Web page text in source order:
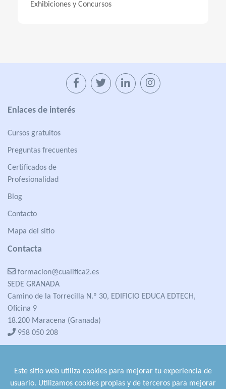
Exhibiciones y Concursos
Enlaces de interés
Cursos gratuitos
Preguntas frecuentes
Certificados de
Profesionalidad
Blog
Contacto
Mapa del sitio
Contacta
formacion@cualifica2.es
SEDE GRANADA
Camino de la Torrecilla N.º 30, EDIFICIO EDUCA EDTECH,
Oficina 9
18.200 Maracena (Granada)
958 050 208
Este sitio web utiliza cookies para mejorar tu experiencia de
usuario. Utilizamos cookies propias y de terceros para mejorar